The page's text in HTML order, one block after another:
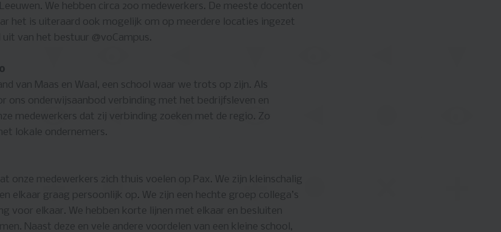
We hebben circa 200 medewerkers. De meeste docenten
het is uiteraard ook mogelijk om op meerdere locaties ingezet
van het bestuur @voCampus.
van Maas en Waal, een school waar we trots op zijn. Als
ons onderwijsaanbod verbinding met het bedrijfsleven en
medewerkers dat zij verbinding zoeken met de regio. Zo
lokale ondernemers.
onze medewerkers zich thuis voelen op Pax. We zijn kleinschalig
elkaar graag persoonlijk op. We zijn een hechte groep collega’s
voor elkaar. We hebben korte lijnen met elkaar en besluiten
Naast deze en vele andere voordelen van een kleine school,